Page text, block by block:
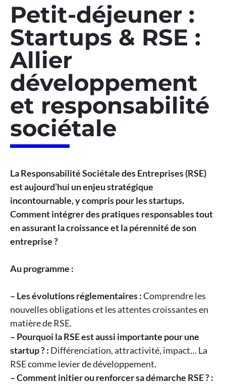
Petit-déjeuner :
Startups & RSE :
Allier
développement
et responsabilité
sociétale
La Responsabilité Sociétale des Entreprises (RSE)
est aujourd’hui un enjeu stratégique
incontournable, y compris pour les startups.
Comment intégrer des pratiques responsables tout
en assurant la croissance et la pérennité de son
entreprise ?
Au programme :
– Les évolutions réglementaires :Comprendre les
nouvelles obligations et les attentes croissantes en
matière de RSE.
– Pourquoi la RSE est aussi importante pour une
startup ? : Différenciation, attractivité, impact… La
RSE comme levier de développement.
– Comment initier ou renforcer sa démarche RSE ? :